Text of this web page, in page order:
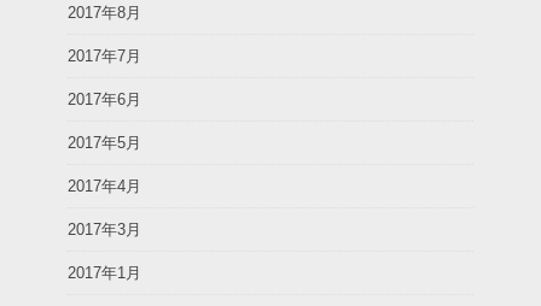
2017年8月
2017年7月
2017年6月
2017年5月
2017年4月
2017年3月
2017年1月